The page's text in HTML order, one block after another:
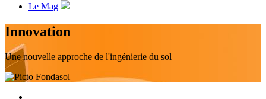
Le Mag
Innovation
Une nouvelle approche de l'ingénierie du sol